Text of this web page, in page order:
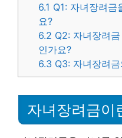
6.1 Q1: 자녀장려금
요?
6.2 Q2: 자녀장려
인가요?
6.3 Q3: 자녀장려
자녀장려금이